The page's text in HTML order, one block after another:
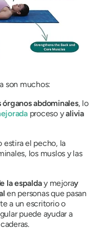
son muchos:
órganos abdominales, lo
proceso yalivia
estira el pecho, la
los muslos y las
la espalday mejoray
en personas que pasan
a un escritorio o
puede ayudar a